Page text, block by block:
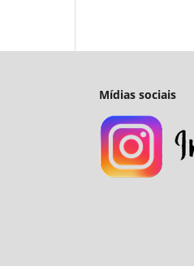
Mídias sociais